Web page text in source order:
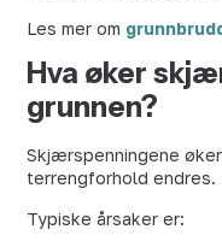
Les mer om
Hva øker
grunnen?
Skjærspenningene
terrengforhold endres.
Typiske årsaker er: